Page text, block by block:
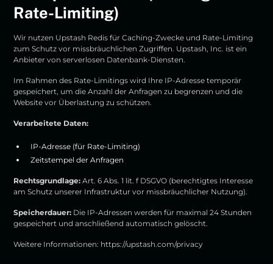
Rate-Limiting)
Wir nutzen Upstash Redis für Caching-Zwecke und Rate-Limiting
zum Schutz vor missbräuchlichen Zugriffen. Upstash, Inc. ist ein
Anbieter von serverlosen Datenbank-Diensten.
Im Rahmen des Rate-Limitings wird Ihre IP-Adresse temporär
gespeichert, um die Anzahl der Anfragen zu begrenzen und die
Website vor Überlastung zu schützen.
Verarbeitete Daten:
IP-Adresse (für Rate-Limiting)
Zeitstempel der Anfragen
Rechtsgrundlage: Art. 6 Abs. 1 lit. f DSGVO (berechtigtes Interesse
am Schutz unserer Infrastruktur vor missbräuchlicher Nutzung).
Speicherdauer: Die IP-Adressen werden für maximal 24 Stunden
gespeichert und anschließend automatisch gelöscht.
Weitere Informationen: https://upstash.com/privacy